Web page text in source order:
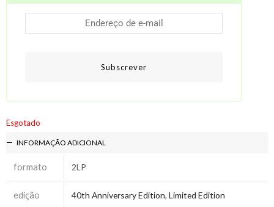
Subscrever
Esgotado
INFORMAÇÃO ADICIONAL
formato 2LP
edição 40th Anniversary Edition, Limited Edition